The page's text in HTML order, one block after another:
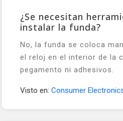
¿Se necesitan
instalar la funda?
No, la funda se coloca
el reloj en el interior de la
pegamento ni adhesivos.
Visto en: Consumer